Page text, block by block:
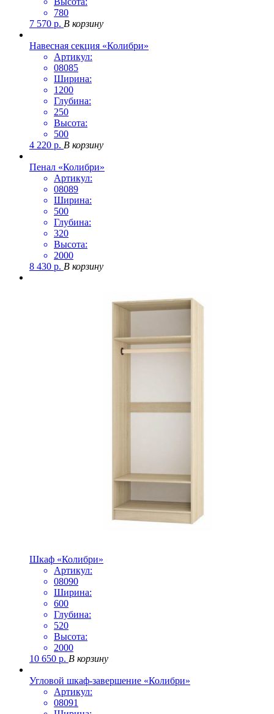
780
7 570 р. В корзину
Навесная секция «Колибри»
Артикул:
08085
Ширина:
1200
Глубина:
250
Высота:
500
4 220 р. В корзину
Пенал «Колибри»
Артикул:
08089
Ширина:
500
Глубина:
320
Высота:
2000
8 430 р. В корзину
Шкаф «Колибри»
Артикул:
08090
Ширина:
600
Глубина:
520
Высота:
2000
10 650 р. В корзину
Угловой шкаф-завершение «Колибри»
Артикул:
08091